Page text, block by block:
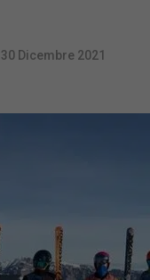
30 Dicembre 2021